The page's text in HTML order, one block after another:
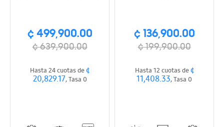
¢ 499,900.00
¢ 639,900.00
Hasta 24 cuotas de¢
20,829.17, Tasa 0
¢ 136,900.00
¢ 199,900.00
Hasta 12 cuotas de¢
11,408.33, Tasa 0